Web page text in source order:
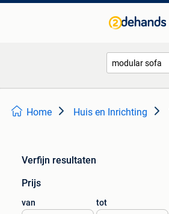
Home Huis en Inrichting
Verfijn resultaten
Prijs
van tot